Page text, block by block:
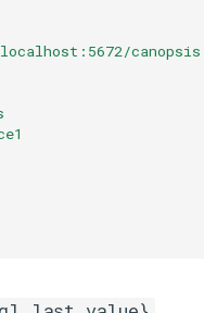
canopsis